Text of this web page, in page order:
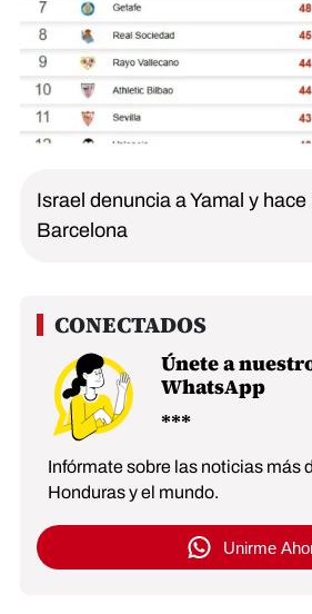
Israel denuncia a Yamal y hace
Barcelona
Únete a
WhatsApp
Infórmate sobre las noticias más
Honduras y el mundo.
Unirme